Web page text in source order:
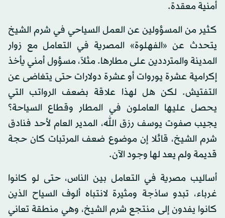
أمنية معقدة.
كثير من المسؤولين عن العمل السياحي في شرم الشيخ
يتحدث عن «الفهلوة» المصرية في التعامل مع زوار
المدينة والمترددين على مطارها. مثلاً، مسؤول أمني يأخذ
إكرامية عشرة يوروات أو عشرة دولارات حتى يتغاضى عن
التفتيش. لكن هل لهذا علاقة بضعف الرواتب التي
يحصل عليها العاملون في المطار وقطاع السياحة؟
يجيب صفوت يوسف رزق الله، المدير العام لأحد فنادق
شرم الشيخ، قائلا إن موضوع ضعف المرتبات كان حجة
قديمة ولم يعد لها وجود الآن.
أساليب مصرية في التعامل بين الناس، حتى لو كانوا
غرباء، تبدو ساذجة ومثيرة لانتباه ألوف السياح الذين
كانوا يفدون إلى منتجع شرم الشيخ، وهي منطقة تعاني